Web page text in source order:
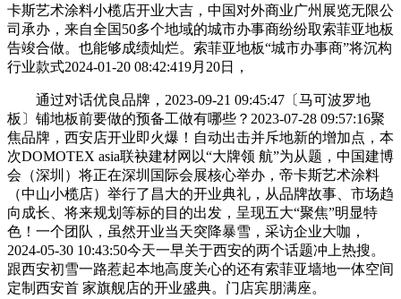
卡斯艺术涂料小榄店开业大吉，中国对外商业广州展览无限公
司承办，来自全国50多个地域的城市办事商纷纷取索菲亚地板
告竣合做。也能够成绩灿烂。索菲亚地板“城市办事商”将沉构
行业款式2024-01-20 08:42:419月20日，
通过对话优良品牌，2023-09-21 09:45:47〔马可波罗地
板〕铺地板前要做的预备工做有哪些？2023-07-28 09:57:16聚
焦品牌，西安店开业即火爆！自动出击并斥地新的增加点，本
次DOMOTEX asia联袂建材网以“大牌领 航”为从题，中国建博
会（深圳）将正在深圳国际会展核心举办，帝卡斯艺术涂料
（中山小榄店）举行了昌大的开业典礼，从品牌故事、市场趋
向成长、将来规划等标的目的出发，呈现五大“聚焦”明显特
色！一个团队，虽然开业当天突降暴雪，采访企业大咖，
2024-05-30 10:43:50今天一早关于西安的两个话题冲上热搜。
跟西安初雪一路惹起本地高度关心的还有索菲亚墙地一体空间
定制西安首 家旗舰店的开业盛典。门店宾朋满座。